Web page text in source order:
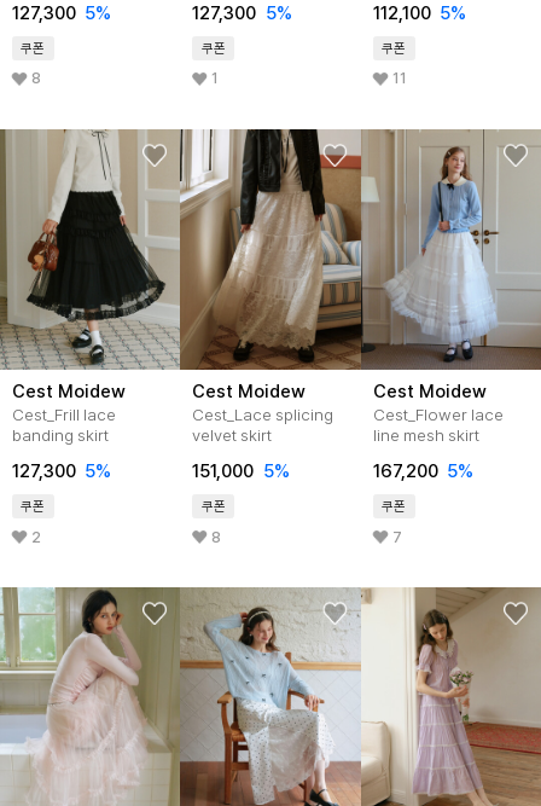
127,300 5%
쿠폰
8
127,300 5%
쿠폰
1
112,100 5%
쿠폰
11
Cest Moidew
Cest_Frill lace
banding skirt
127,300 5%
쿠폰
2
Cest Moidew
Cest_Lace splicing
velvet skirt
151,000 5%
쿠폰
8
Cest Moidew
Cest_Flower lace
line mesh skirt
167,200 5%
쿠폰
7